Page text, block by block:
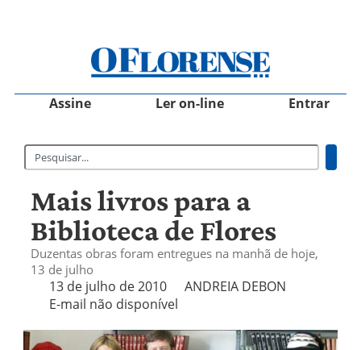
Assine Ler on-line Entrar
Mais livros para a
Biblioteca de Flores
Duzentas obras foram entregues na manhã de hoje,
13 de julho
13 de julho de 2010
ANDREIA DEBON
E-mail não disponível